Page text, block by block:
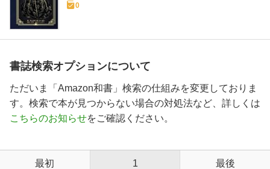
0
書誌検索オプションについて
ただいま「Amazon和書」検索の仕組みを変更しておりま
す。検索で本が見つからない場合の対処法など、詳しくは
こちらのお知らせをご確認ください。
最初 1 最後